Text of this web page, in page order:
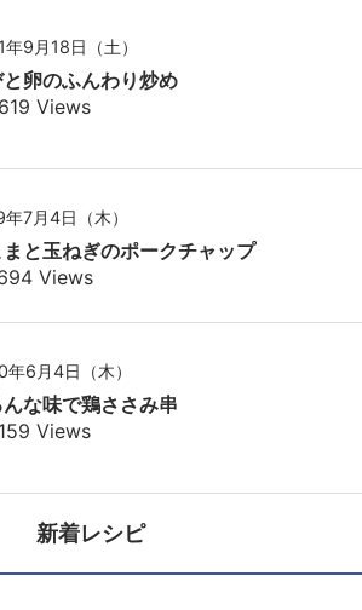
9月18日（土）
と卵のふんわり炒め
Views
7月4日（木）
まと玉ねぎのポークチャップ
Views
6月4日（木）
な味で鶏ささみ串
Views
新着レシピ